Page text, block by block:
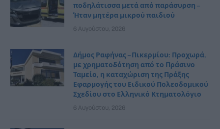
ποδηλάτισσα μετά από παράσυρση –
Ήταν μητέρα μικρού παιδιού
6 Αυγούστου, 2026
Δήμος Ραφήνας – Πικερμίου: Προχωρά,
με χρηματοδότηση από το Πράσινο
Ταμείο, η καταχώριση της Πράξης
Εφαρμογής του Ειδικού Πολεοδομικού
Σχεδίου στο Ελληνικό Κτηματολόγιο
6 Αυγούστου, 2026